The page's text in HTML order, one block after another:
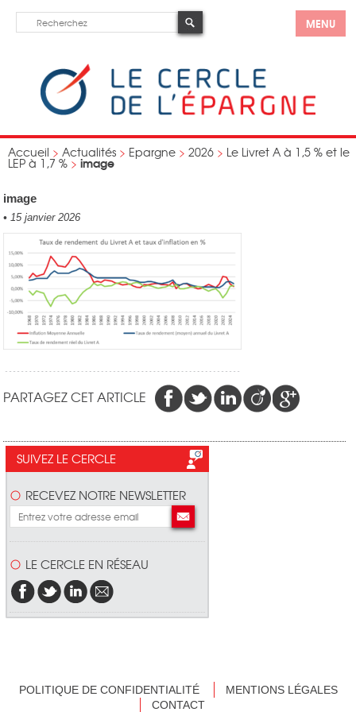
MENU
Accueil > Actualités > Epargne > 2026 > Le Livret A à 1,5 % et le
LEP à 1,7 % > image
image
• 15 janvier 2026
PARTAGEZ CET ARTICLE
SUIVEZ LE CERCLE
RECEVEZ NOTRE NEWSLETTER
LE CERCLE EN RÉSEAU
POLITIQUE DE CONFIDENTIALITÉ
MENTIONS LÉGALES
CONTACT